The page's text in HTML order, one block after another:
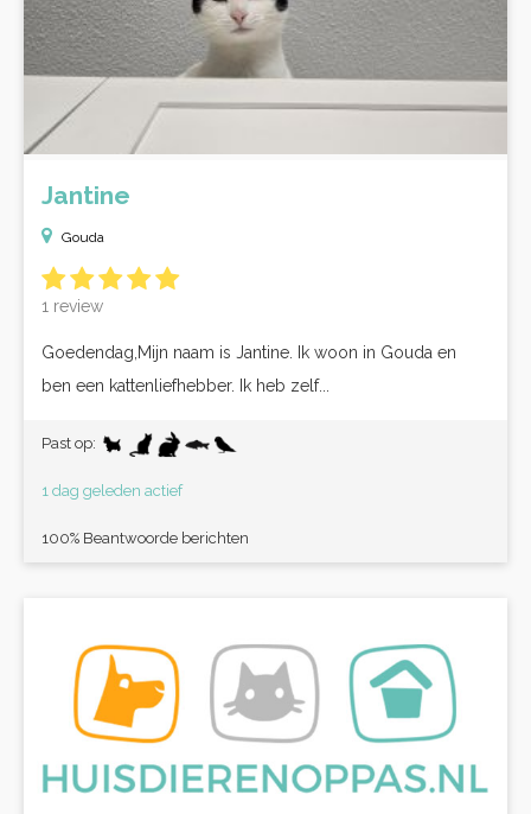
Jantine
Gouda
1 review
Goedendag,Mijn naam is Jantine. Ik woon in Gouda en
ben een kattenliefhebber. Ik heb zelf...
Past op:
1 dag geleden actief
100% Beantwoorde berichten